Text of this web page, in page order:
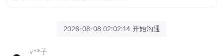
2026-08-08 02:02:14 开始沟通
v**子